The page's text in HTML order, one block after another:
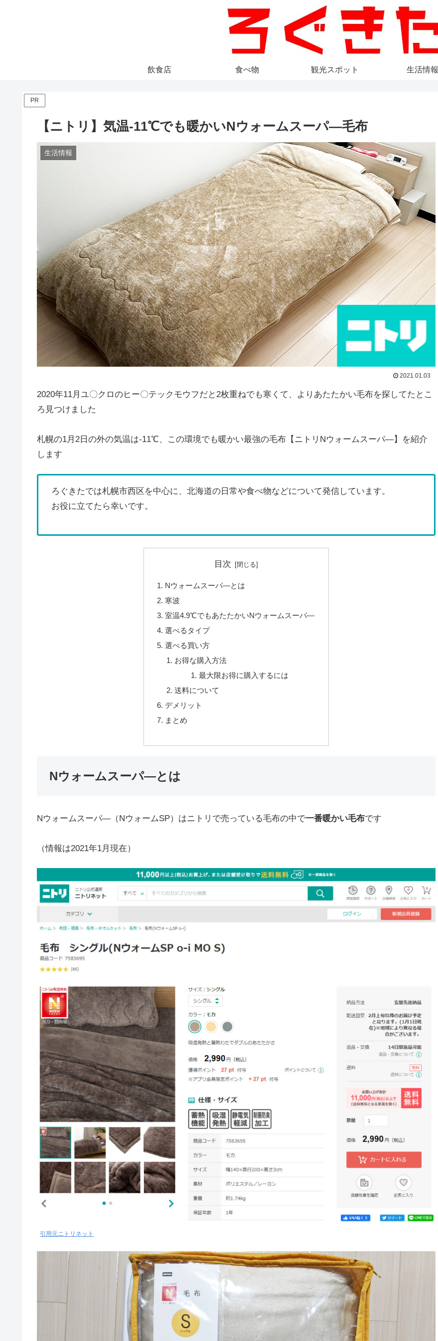
飲食店 食べ物 観光スポット 生活情報
PR
【ニトリ】気温-11℃でも暖かいNウォームスーパ―毛布
生活情報
2021.01.03
2020年11月ユ〇クロのヒー〇テックモウフだと2枚重ねでも寒くて、よりあたたかい毛布を探してたとこ
ろ見つけました
札幌の1月2日の外の気温は-11℃、この環境でも暖かい最強の毛布【ニトリNウォームスーパ―】を紹介
します
ろぐきたでは札幌市西区を中心に、北海道の日常や食べ物などについて発信しています。
お役に立てたら幸いです。
目次
Nウォームスーパ―とは
寒波
室温4.9℃でもあたたかいNウォームスーパ―
選べるタイプ
選べる買い方
お得な購入方法
最大限お得に購入するには
送料について
デメリット
まとめ
Nウォームスーパ―とは
Nウォームスーパ―（NウォームSP）はニトリで売っている毛布の中で一番暖かい毛布です
（情報は2021年1月現在）
引用元ニトリネット